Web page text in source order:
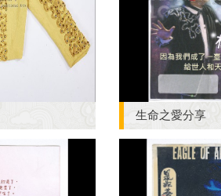
生命之愛分享